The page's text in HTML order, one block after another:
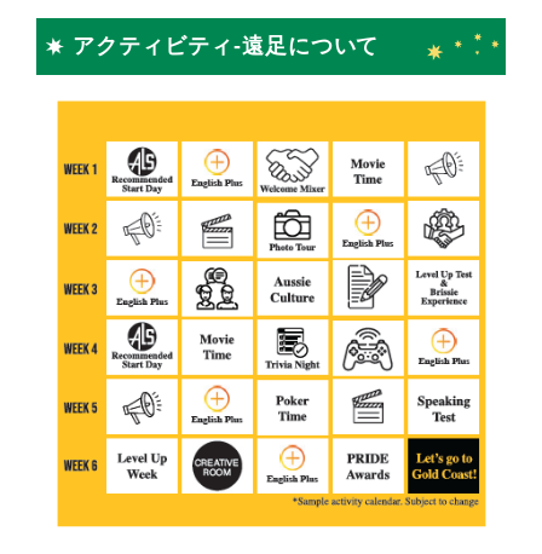
アクティビティ-遠足について